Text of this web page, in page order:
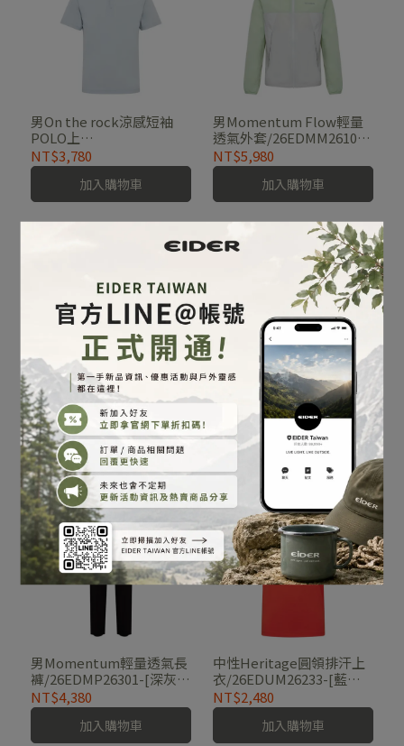
男On the rock涼感短袖
POLO上
衣/26EDMM26221-[淡
藍、藏青、磚橘、黑]
NT$3,780
加入購物車
男Momentum Flow輕量
透氣外套/26EDMM26103-
[灰綠、天空藍、經典黑]
NT$5,980
加入購物車
男Heritage登山長
褲/26EDMM26331-[卡其
綠、經典黑]
NT$4,580
加入購物車
男Momentum輕量透氣短
褲/26EDMM26307-[海軍
藍、經典黑]
NT$2,580
加入購物車
男Momentum輕量透氣長
褲/26EDMP26301-[深灰、
經典黑]
NT$4,380
加入購物車
中性Heritage圓領排汗上
衣/26EDUM26233-[藍、
橘、白]
NT$2,480
加入購物車